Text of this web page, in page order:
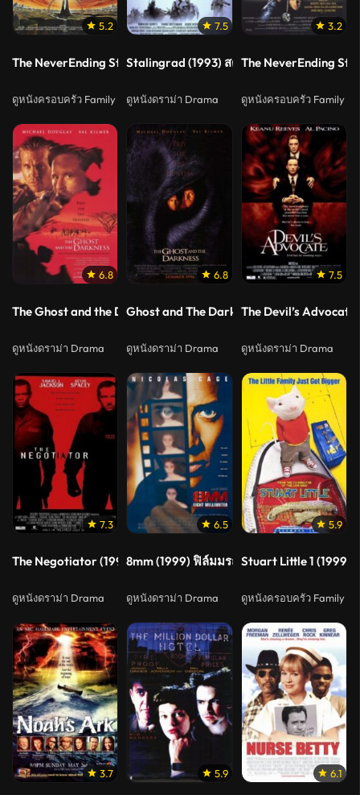
5.2
The NeverEnding Story II: The Next Chapter (1990)
ดูหนังครอบครัว Family
7.5
Stalingrad (1993) สตาลินกราด
ดูหนังดราม่า Drama
3.2
The NeverEnding
ดูหนังครอบครัว Family
6.8
The Ghost and the Darkness (1996) มัจจุราชมืดโหดมฤตยู
ดูหนังดราม่า Drama
6.8
Ghost and The Darkness (1996) มัจจุราชมื
ดูหนังดราม่า Drama
7.5
The Devil’s
ดูหนังดราม่า Drama
7.3
The Negotiator (1998) คู่เจรจาฟอกนรก
ดูหนังดราม่า Drama
6.5
8mm (1999) ฟิล์มมรณะ
ดูหนังดราม่า Drama
5.9
Stuart Little 1 (1999)
ดูหนังครอบครัว Family
3.7 5.9 6.1